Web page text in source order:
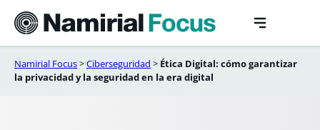
Saltar
contenido
Namirial Focus>Ciberseguridad > Ética Digital: cómo garantizar
la privacidad y la seguridad en la era digital